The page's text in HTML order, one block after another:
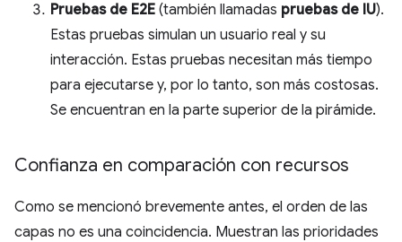
Pruebas de E2E (también llamadas pruebas de IU).
Estas pruebas simulan un usuario real y su
interacción. Estas pruebas necesitan más tiempo
para ejecutarse y, por lo tanto, son más costosas.
Se encuentran en la parte superior de la pirámide.
Confianza en comparación con recursos
Como se mencionó brevemente antes, el orden de las
capas no es una coincidencia. Muestran las prioridades